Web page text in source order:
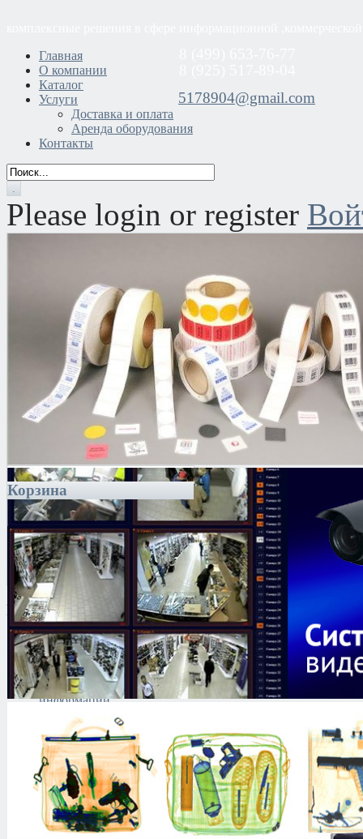
5178904@gmail.com
Главная
О компании
Каталог
Услуги
Доставка и оплата
Аренда оборудования
Контакты
Please login or register
Корзина
Каталог
Антитеррористическое
оборудование
Поиск и выявление
каналов утечки
информации
Технические средства
защиты информации
Тепловизоры
Криминалистическая
техника
Поисково-досмотровое
оборудование
Средства
документирования и